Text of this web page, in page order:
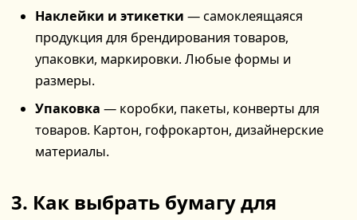
Наклейки и этикетки — самоклеящаяся
продукция для брендирования товаров,
упаковки, маркировки. Любые формы и
размеры.
Упаковка — коробки, пакеты, конверты для
товаров. Картон, гофрокартон, дизайнерские
материалы.
3. Как выбрать бумагу для